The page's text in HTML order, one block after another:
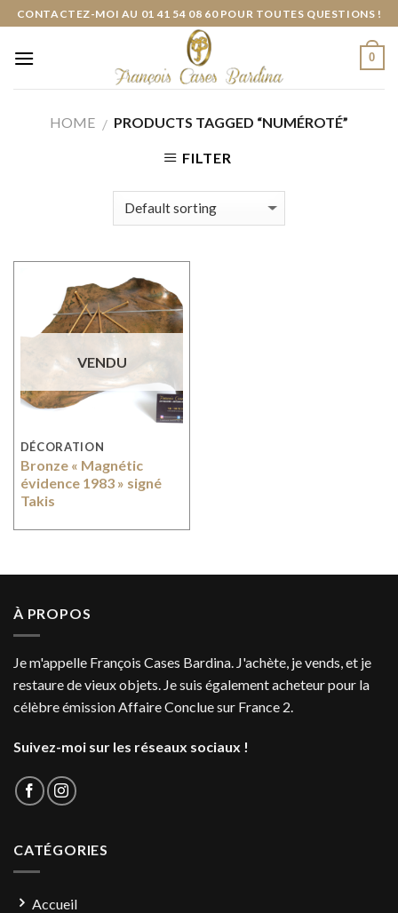
Skip
content
CONTACTEZ-MOI AU 01 41 54 08 60 POUR TOUTES QUESTIONS !
0
HOME / PRODUCTS TAGGED “NUMÉROTÉ”
FILTER
VENDU
DÉCORATION
Bronze « Magnétic
évidence 1983 » signé
Takis
À PROPOS
Je m'appelle François Cases Bardina. J'achète, je vends, et je
restaure de vieux objets. Je suis également acheteur pour la
célèbre émission Affaire Conclue sur France 2.
Suivez-moi sur les réseaux sociaux !
CATÉGORIES
Accueil